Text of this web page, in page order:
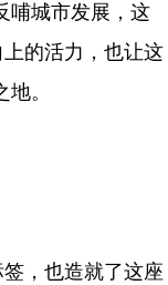
哺城市发展，这
上的活力，也让这
。
，也造就了这座